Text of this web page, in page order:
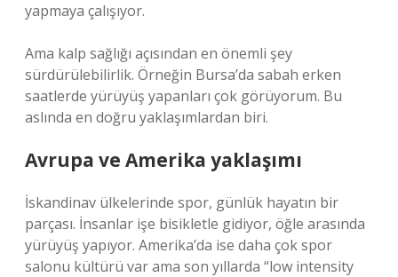
yapmaya çalışıyor.
Ama kalp sağlığı açısından en önemli şey
sürdürülebilirlik. Örneğin Bursa’da sabah erken
saatlerde yürüyüş yapanları çok görüyorum. Bu
aslında en doğru yaklaşımlardan biri.
Avrupa ve Amerika yaklaşımı
İskandinav ülkelerinde spor, günlük hayatın bir
parçası. İnsanlar işe bisikletle gidiyor, öğle arasında
yürüyüş yapıyor. Amerika’da ise daha çok spor
salonu kültürü var ama son yıllarda “low intensity